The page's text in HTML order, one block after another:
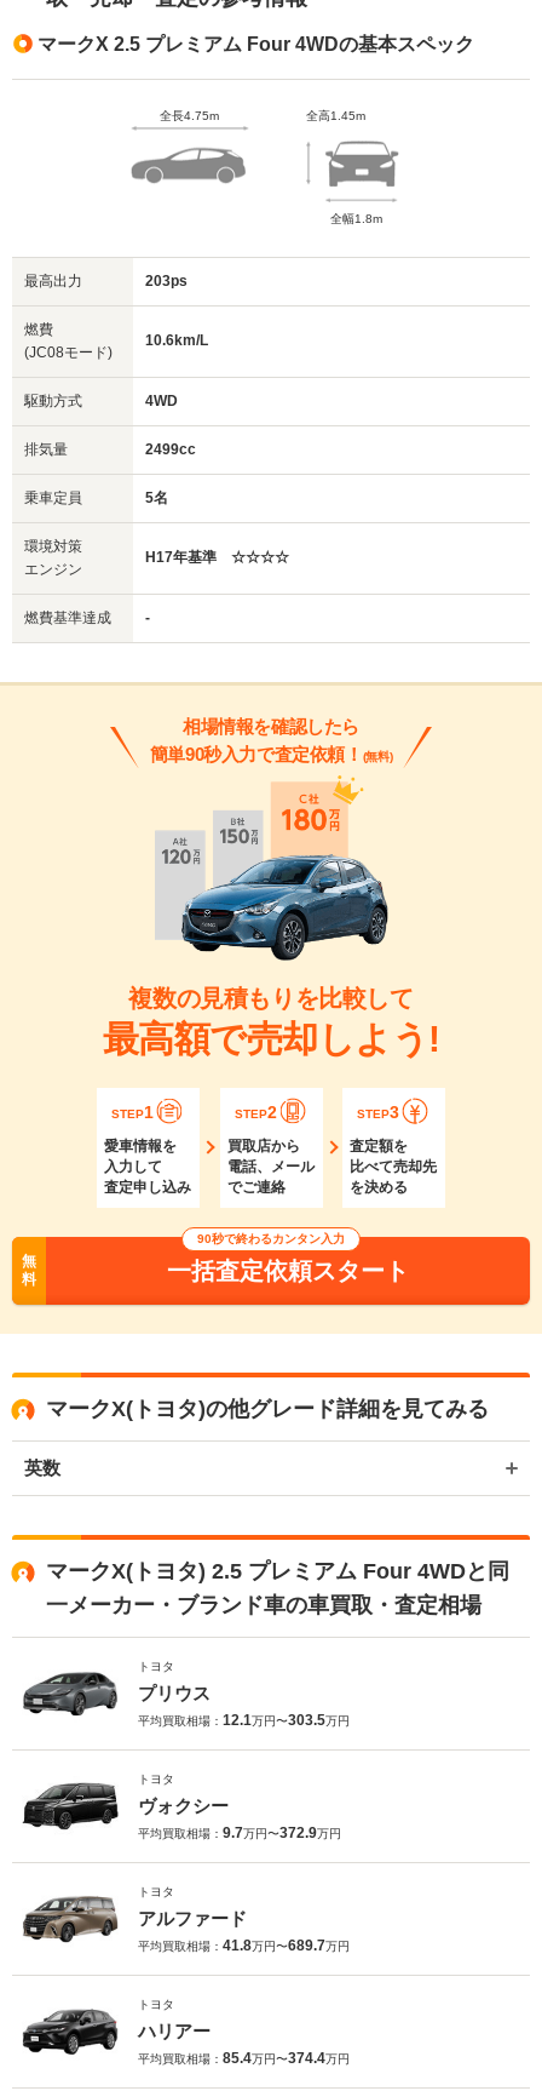
マークX 2.5 プレミアム Four 4WDの基本スペック
全長4.75m 全高1.45m
全幅1.8m
最高出力 203ps
燃費
(JC08モード)
10.6km/L
駆動方式 4WD
排気量 2499cc
乗車定員 5名
環境対策
エンジン
H17年基準 ☆☆☆☆
燃費基準達成 -
相場情報を確認したら
簡単90秒入力で査定依頼！ (無料)
複数の見積もりを比較して
最高額で売却しよう!
STEP1
愛車情報を
入力して
査定申し込み
STEP2
買取店から
電話、メール
でご連絡
STEP3
査定額を
比べて売却先
を決める
無
料
90秒で終わるカンタン入力
一括査定依頼スタート
マークX(トヨタ)の他グレード詳細を見てみる
英数
マークX(トヨタ) 2.5 プレミアム Four 4WDと同
一メーカー・ブランド車の車買取・査定相場
トヨタ
プリウス
平均買取相場： 12.1万円〜303.5万円
トヨタ
ヴォクシー
平均買取相場： 9.7万円〜372.9万円
トヨタ
アルファード
平均買取相場： 41.8万円〜689.7万円
トヨタ
ハリアー
平均買取相場： 85.4万円〜374.4万円